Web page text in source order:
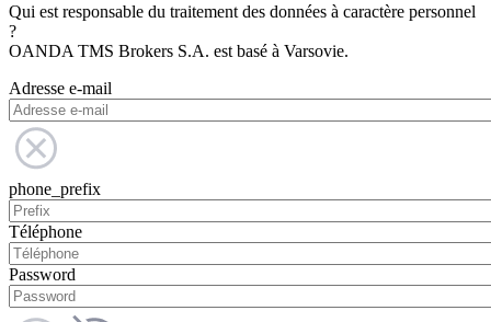
Qui est responsable du traitement des données à caractère personnel
?
OANDA TMS Brokers S.A. est basé à Varsovie.
Adresse e-mail
phone_prefix
Téléphone
Password